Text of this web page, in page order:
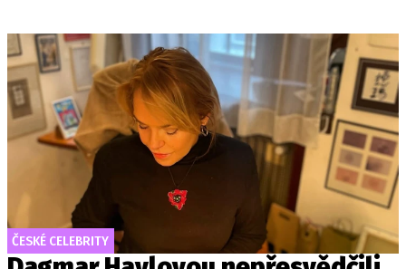
ČESKÉ CELEBRITY